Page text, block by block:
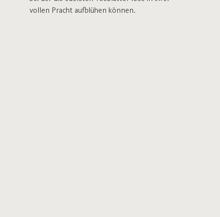
vollen Pracht aufblühen können.